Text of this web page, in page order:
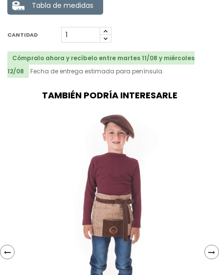
Tabla de medidas
CANTIDAD
Cómpralo ahora y recíbelo entre martes 11/08 y miércoles
12/08
Fecha de entrega estimada para península.
TAMBIÉN PODRÍA INTERESARLE